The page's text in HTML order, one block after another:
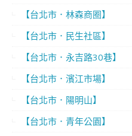
【台北市．林森商圈】
【台北市．民生社區】
【台北市．永吉路30巷】
【台北市．濱江市場】
【台北市．陽明山】
【台北市．青年公園】